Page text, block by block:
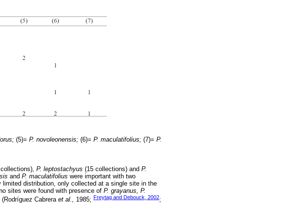
(5)= P. novoleonensis; (6)= P. maculatifolius; (7)= P.
P. leptostachyus (15 collections) and P.
and P. maculatifolius were important with two
limited distribution, only collected at a single site in the
sites were found with presence of P. grayanus, P.
Cabrera et al., 1985; Freytag and Debouck, 2002;